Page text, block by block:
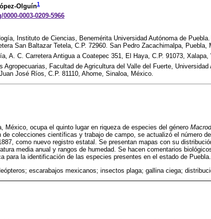
Olguín1
0003-0209-5966
Instituto de Ciencias, Benemérita Universidad Autónoma de
San Baltazar Tetela, C.P. 72960. San Pedro Zacachimalpa, Puebla,
A. C. Carretera Antigua a Coatepec 351, El Haya, C.P. 91073,
Agropecuarias, Facultad de Agricultura del Valle del Fuerte,
José Ríos, C.P. 81110, Ahome, Sinaloa, México.
México, ocupa el quinto lugar en riqueza de especies del género
de colecciones científicas y trabajo de campo, se actualizó el número
como nuevo registro estatal. Se presentan mapas con su
media anual y rangos de humedad. Se hacen comentarios
para la identificación de las especies presentes en el estado de Puebla.
escarabajos mexicanos; insectos plaga; gallina ciega;